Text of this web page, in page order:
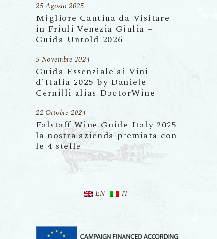
Migliore Cantina da Visitare
in Friuli Venezia Giulia –
Guida Untold 2026
25 Agosto 2025
Guida Essenziale ai Vini
d’Italia 2025 by Daniele
Cernilli alias DoctorWine
5 Novembre 2024
Falstaff Wine Guide Italy 2025
la nostra azienda premiata con
le 4 stelle
22 Ottobre 2024
EN IT